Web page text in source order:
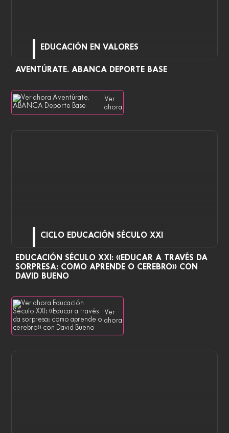
EDUCACIÓN EN VALORES
AVENTÚRATE. ABANCA DEPORTE BASE
Ver
ahora
CICLO EDUCACIÓN SÉCULO XXI
EDUCACIÓN SÉCULO XXI: «EDUCAR A TRAVÉS DA
SORPRESA: COMO APRENDE O CEREBRO» CON
DAVID BUENO
Ver
ahora